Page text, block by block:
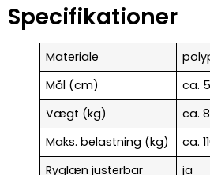
Specifikationer
Materiale
Mål (cm)
ca.
Vægt (kg)
ca.
Maks. belastning (kg)
ca.
Ryglæn justerbar
ja